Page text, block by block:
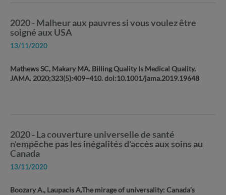
2020 - Malheur aux pauvres si vous voulez être
soigné aux USA
13/11/2020
Mathews SC, Makary MA. Billing Quality Is Medical Quality.
JAMA. 2020;323(5):409–410. doi:10.1001/jama.2019.19648
2020 - La couverture universelle de santé
n'empêche pas les inégalités d'accès aux soins au
Canada
13/11/2020
Boozary A., Laupacis A.The mirage of universality: Canada’s